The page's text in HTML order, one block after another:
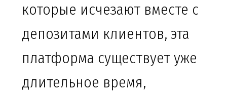
которые исчезают вместе с
депозитами клиентов, эта
платформа существует уже
длительное время,